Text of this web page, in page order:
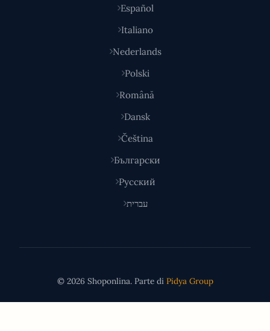
Español
Italiano
Nederlands
Polski
Română
Dansk
Čeština
Български
Русский
עברית
© 2026 Shoponlina. Parte di Pidya Group